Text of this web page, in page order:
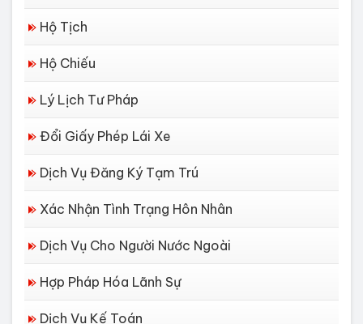
Hộ Tịch
Hộ Chiếu
Lý Lịch Tư Pháp
Đổi Giấy Phép Lái Xe
Dịch Vụ Đăng Ký Tạm Trú
Xác Nhận Tình Trạng Hôn Nhân
Dịch Vụ Cho Người Nước Ngoài
Hợp Pháp Hóa Lãnh Sự
Dịch Vụ Kế Toán